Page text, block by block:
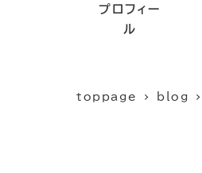
プロフィー
ル
toppage blog